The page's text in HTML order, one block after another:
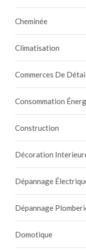
Cheminée
Climatisation
Commerces De
Consommation
Construction
Décoration
Dépannage
Dépannage
Domotique